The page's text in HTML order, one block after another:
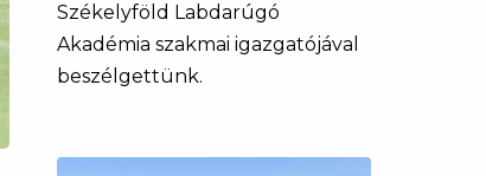
Székelyföld Labdarúgó
Akadémia szakmai igazgatójával
beszélgettünk.